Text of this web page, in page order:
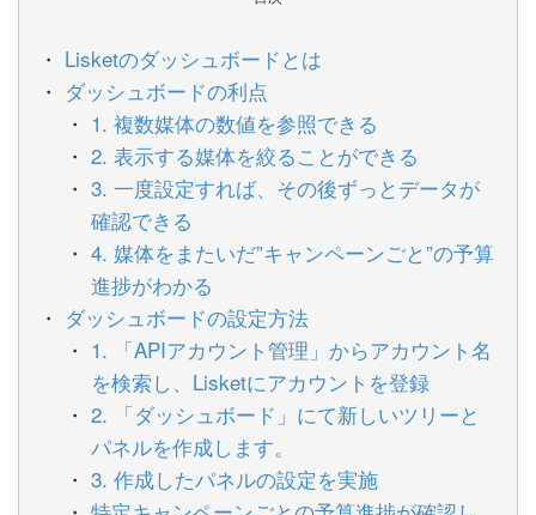
Lisketのダッシュボードとは
ダッシュボードの利点
1. 複数媒体の数値を参照できる
2. 表示する媒体を絞ることができる
3. 一度設定すれば、その後ずっとデータが
確認できる
4. 媒体をまたいだ”キャンペーンごと”の予算
進捗がわかる
ダッシュボードの設定方法
1. 「APIアカウント管理」からアカウント名
を検索し、Lisketにアカウントを登録
2. 「ダッシュボード」にて新しいツリーと
パネルを作成します。
3. 作成したパネルの設定を実施